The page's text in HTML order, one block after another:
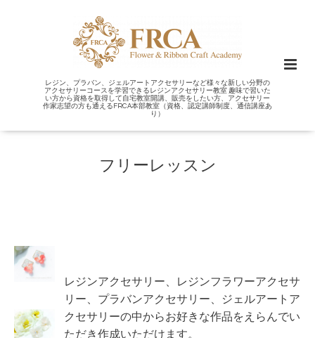
レジン、プラバン、ジェルアートアクセサリーなど様々な新しい分野の
アクセサリーコースを学習できるレジンアクセサリー教室 趣味で習いた
い方から資格を取得して自宅教室開講、販売をしたい方、アクセサリー
作家志望の方も通えるFRCA本部教室（資格、認定講師制度、通信講座あ
り）
フリーレッスン
レジンアクセサリー、レジンフラワーアクセサ
リー、プラバンアクセサリー、ジェルアートア
クセサリーの中からお好きな作品をえらんでい
ただき作成いただけます。